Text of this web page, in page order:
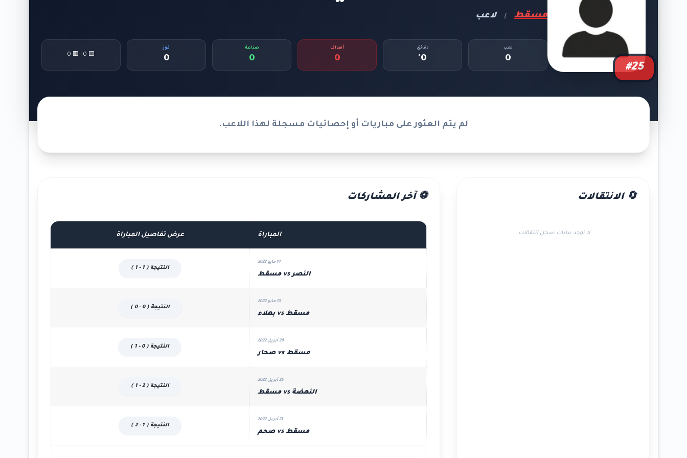
#25
مسقط | لاعب
لعب
0
دقائق
0'
أهداف
0
صناعة
0
فوز
0
🟨 0 | 🟥 0
لم يتم العثور على مباريات أو إحصائيات مسجلة لهذا اللاعب.
🔄 الانتقالات
لا توجد بيانات سجل انتقالات.
⚽ آخر المشاركات
المباراة عرض تفاصيل المباراة
14 مايو 2022
النصر vs مسقط
النتيجة ( 1 - 1 )
10 مايو 2022
مسقط vs بهلاء
النتيجة ( 0 - 0 )
29 أبريل 2022
مسقط vs صحار
النتيجة ( 0 - 1 )
25 أبريل 2022
النهضة vs مسقط
النتيجة ( 2 - 1 )
21 أبريل 2022
مسقط vs صحم
النتيجة ( 1 - 2 )